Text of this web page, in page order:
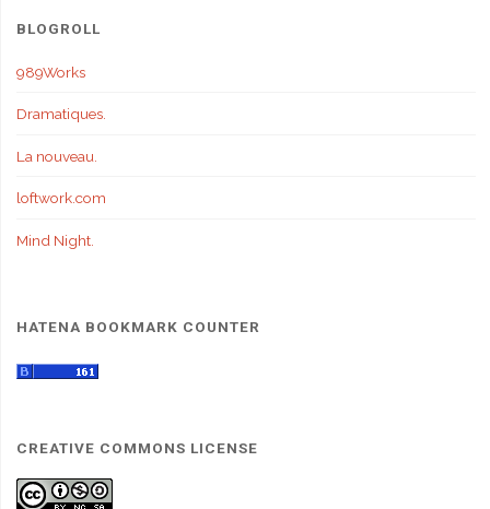
BLOGROLL
989Works
Dramatiques.
La nouveau.
loftwork.com
Mind Night.
HATENA BOOKMARK COUNTER
CREATIVE COMMONS LICENSE